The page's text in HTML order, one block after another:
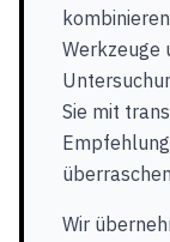
Werkzeuge
Sie mit
Wir